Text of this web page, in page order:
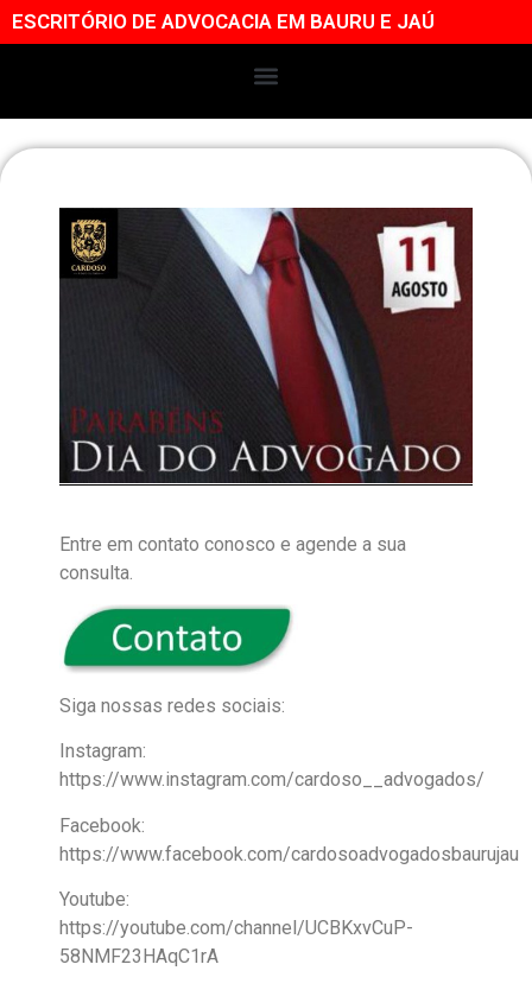
ESCRITÓRIO DE ADVOCACIA EM BAURU E JAÚ
Entre em contato conosco e agende a sua
consulta.
Siga nossas redes sociais:
Instagram:
https://www.instagram.com/cardoso__advogados/
Facebook:
https://www.facebook.com/cardosoadvogadosbaurujau
Youtube:
https://youtube.com/channel/UCBKxvCuP-
58NMF23HAqC1rA